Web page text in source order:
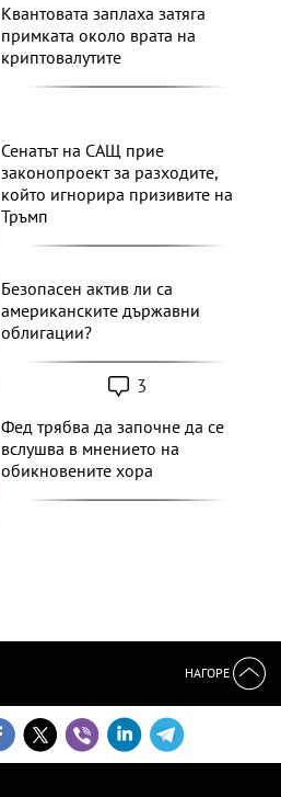
Квантовата заплаха затяга
примката около врата на
криптовалутите
Сенатът на САЩ прие
законопроект за разходите,
който игнорира призивите на
Тръмп
Безопасен актив ли са
американските държавни
облигации?
3
Фед трябва да започне да се
вслушва в мнението на
обикновените хора
НАГОРЕ